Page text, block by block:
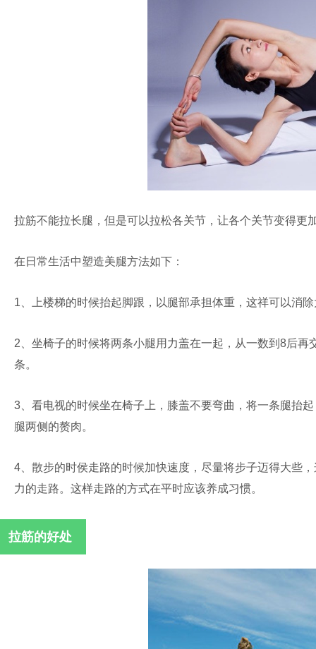
拉筋不能拉长腿，但是可以拉松各关节，让各个关节变得更
在日常生活中塑造美腿方法如下：
1、上楼梯的时候抬起脚跟，以腿部承担体重，这祥可以消
2、坐椅子的时候将两条小腿用力盖在一起，从一数到8后
条。
3、看电视的时候坐在椅子上，膝盖不要弯曲，将一条腿抬
腿两侧的赘肉。
4、散步的时侯走路的时候加快速度，尽量将步子迈得大些
力的走路。这样走路的方式在平时应该养成习惯。
拉筋的好处